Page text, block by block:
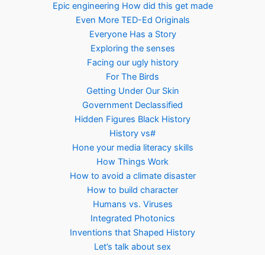
Epic engineering How did this get made
Even More TED-Ed Originals
Everyone Has a Story
Exploring the senses
Facing our ugly history
For The Birds
Getting Under Our Skin
Government Declassified
Hidden Figures Black History
History vs#
Hone your media literacy skills
How Things Work
How to avoid a climate disaster
How to build character
Humans vs. Viruses
Integrated Photonics
Inventions that Shaped History
Let’s talk about sex